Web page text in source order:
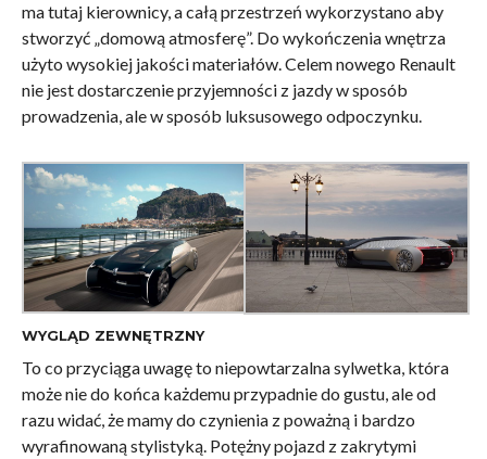
ma tutaj kierownicy, a całą przestrzeń wykorzystano aby
stworzyć „domową atmosferę”. Do wykończenia wnętrza
użyto wysokiej jakości materiałów. Celem nowego Renault
nie jest dostarczenie przyjemności z jazdy w sposób
prowadzenia, ale w sposób luksusowego odpoczynku.
WYGLĄD ZEWNĘTRZNY
To co przyciąga uwagę to niepowtarzalna sylwetka, która
może nie do końca każdemu przypadnie do gustu, ale od
razu widać, że mamy do czynienia z poważną i bardzo
wyrafinowaną stylistyką. Potężny pojazd z zakrytymi